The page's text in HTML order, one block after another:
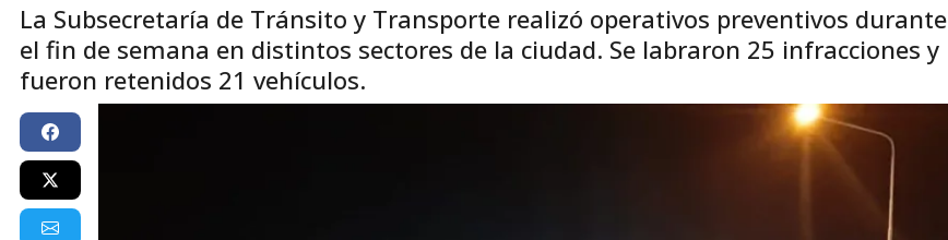
La Subsecretaría de Tránsito y Transporte realizó operativos preventivos durante
el fin de semana en distintos sectores de la ciudad. Se labraron 25 infracciones y
fueron retenidos 21 vehículos.